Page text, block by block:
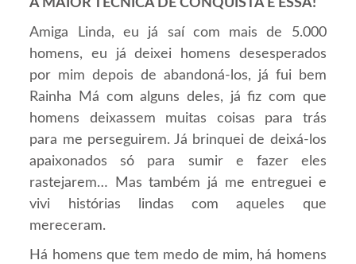
A MAIOR TÉCNICA DE CONQUISTA É ESSA!
Amiga Linda, eu já saí com mais de 5.000
homens, eu já deixei homens desesperados
por mim depois de abandoná-los, já fui bem
Rainha Má com alguns deles, já fiz com que
homens deixassem muitas coisas para trás
para me perseguirem. Já brinquei de deixá-los
apaixonados só para sumir e fazer eles
rastejarem… Mas também já me entreguei e
vivi histórias lindas com aqueles que
mereceram.
Há homens que tem medo de mim, há homens